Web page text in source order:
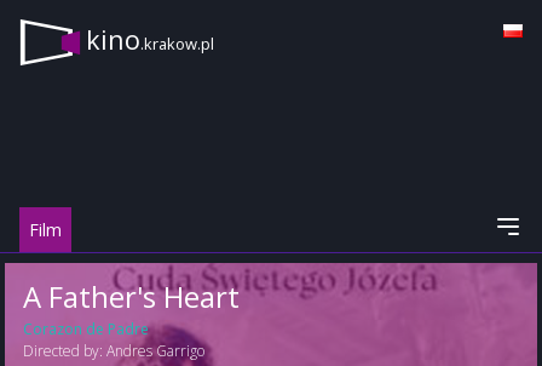
kino.krakow.pl
Film
A Father's Heart
Corazon de Padre
Directed by: Andres Garrigo